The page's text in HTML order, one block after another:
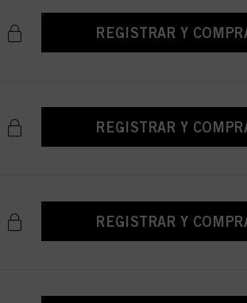
REGISTRAR Y
REGISTRAR Y
REGISTRAR Y